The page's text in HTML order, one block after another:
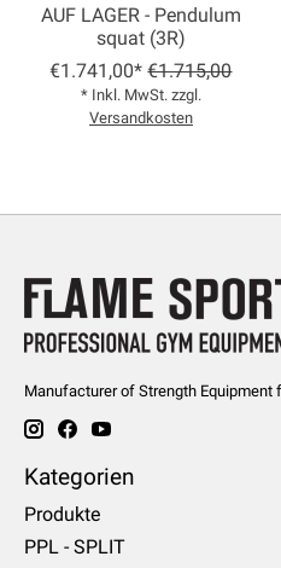
AUF LAGER - Pendulum
squat (3R)
€1.741,00* €1.715,00
* Inkl. MwSt. zzgl.
Versandkosten
Manufacturer of Strength Equipment
Kategorien
Produkte
PPL - SPLIT